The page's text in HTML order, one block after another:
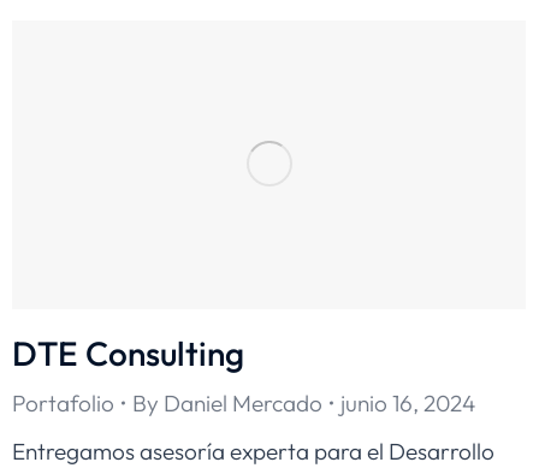
DTE Consulting
Portafolio By Daniel Mercado
junio 16, 2024
Entregamos asesoría experta para el Desarrollo